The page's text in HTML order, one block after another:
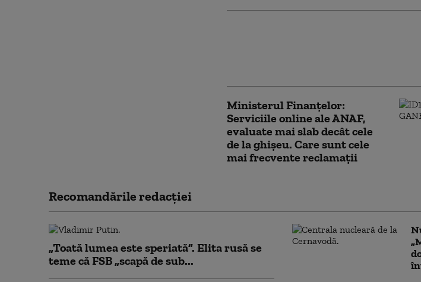
Ministerul Finanțelor:
Serviciile online ale ANAF,
evaluate mai slab decât cele
de la ghișeu. Care sunt cele
mai frecvente reclamații
Recomandările redacţiei
„Toată lumea este speriată”. Elita rusă se
teme că FSB „scapă de sub...